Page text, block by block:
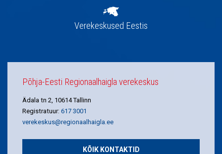
Verekeskused Eestis
Põhja-Eesti Regionaalhaigla verekeskus
Ädala tn 2, 10614 Tallinn
Registratuur: 617 3001
verekeskus@regionaalhaigla.ee
KÕIK KONTAKTID